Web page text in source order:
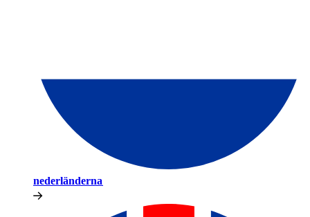
nederländerna​​